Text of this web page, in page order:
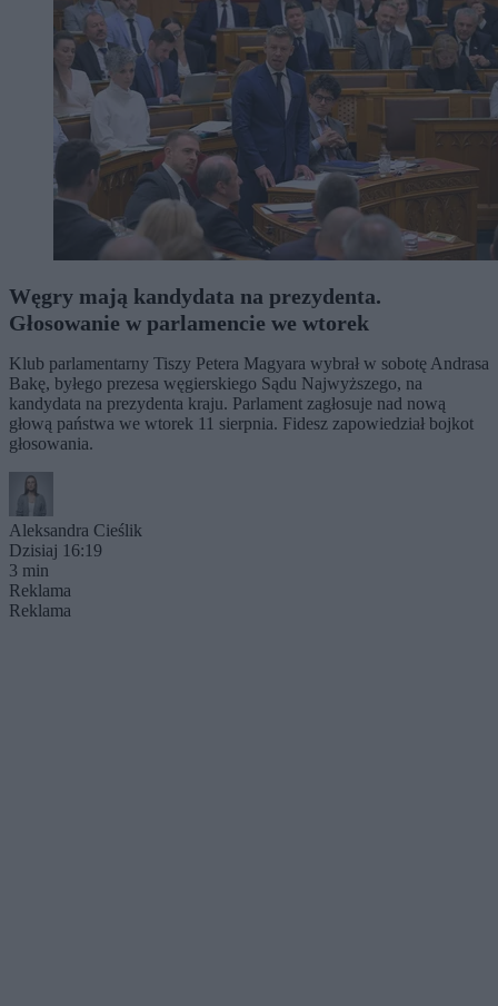
Węgry mają kandydata na prezydenta.
Głosowanie w parlamencie we wtorek
Klub parlamentarny Tiszy Petera Magyara wybrał w sobotę Andrasa
Bakę, byłego prezesa węgierskiego Sądu Najwyższego, na
kandydata na prezydenta kraju. Parlament zagłosuje nad nową
głową państwa we wtorek 11 sierpnia. Fidesz zapowiedział bojkot
głosowania.
Aleksandra Cieślik
Dzisiaj 16:19
3 min
Reklama
Reklama